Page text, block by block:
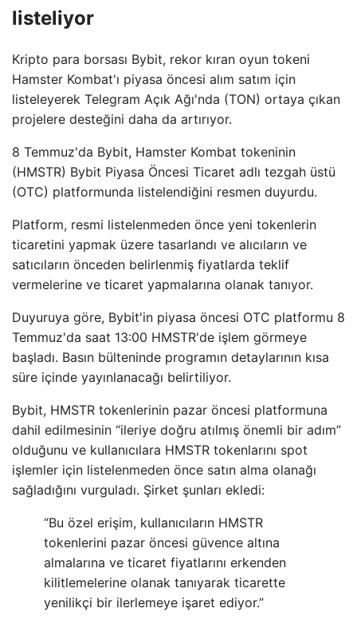
listeliyor
Kripto para borsası Bybit, rekor kıran oyun tokeni
Hamster Kombat'ı piyasa öncesi alım satım için
listeleyerek Telegram Açık Ağı'nda (TON) ortaya çıkan
projelere desteğini daha da artırıyor.
8 Temmuz'da Bybit, Hamster Kombat tokeninin
(HMSTR) Bybit Piyasa Öncesi Ticaret adlı tezgah üstü
(OTC) platformunda listelendiğini resmen duyurdu.
Platform, resmi listelenmeden önce yeni tokenlerin
ticaretini yapmak üzere tasarlandı ve alıcıların ve
satıcıların önceden belirlenmiş fiyatlarda teklif
vermelerine ve ticaret yapmalarına olanak tanıyor.
Duyuruya göre, Bybit'in piyasa öncesi OTC platformu 8
Temmuz'da saat 13:00 HMSTR'de işlem görmeye
başladı. Basın bülteninde programın detaylarının kısa
süre içinde yayınlanacağı belirtiliyor.
Bybit, HMSTR tokenlerinin pazar öncesi platformuna
dahil edilmesinin “ileriye doğru atılmış önemli bir adım”
olduğunu ve kullanıcılara HMSTR tokenlarını spot
işlemler için listelenmeden önce satın alma olanağı
sağladığını vurguladı. Şirket şunları ekledi:
“Bu özel erişim, kullanıcıların HMSTR
tokenlerini pazar öncesi güvence altına
almalarına ve ticaret fiyatlarını erkenden
kilitlemelerine olanak tanıyarak ticarette
yenilikçi bir ilerlemeye işaret ediyor.”